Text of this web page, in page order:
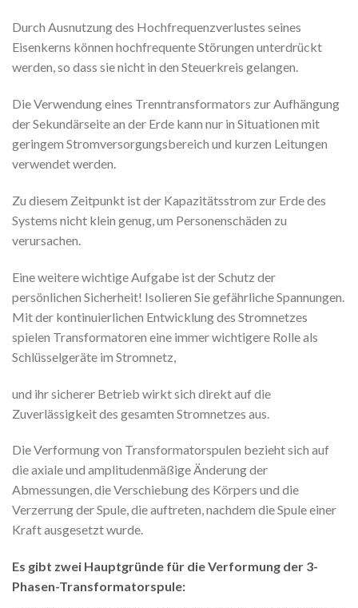
Durch Ausnutzung des Hochfrequenzverlustes seines
Eisenkerns können hochfrequente Störungen unterdrückt
werden, so dass sie nicht in den Steuerkreis gelangen.
Die Verwendung eines Trenntransformators zur Aufhängung
der Sekundärseite an der Erde kann nur in Situationen mit
geringem Stromversorgungsbereich und kurzen Leitungen
verwendet werden.
Zu diesem Zeitpunkt ist der Kapazitätsstrom zur Erde des
Systems nicht klein genug, um Personenschäden zu
verursachen.
Eine weitere wichtige Aufgabe ist der Schutz der
persönlichen Sicherheit! Isolieren Sie gefährliche Spannungen.
Mit der kontinuierlichen Entwicklung des Stromnetzes
spielen Transformatoren eine immer wichtigere Rolle als
Schlüsselgeräte im Stromnetz,
und ihr sicherer Betrieb wirkt sich direkt auf die
Zuverlässigkeit des gesamten Stromnetzes aus.
Die Verformung von Transformatorspulen bezieht sich auf
die axiale und amplitudenmäßige Änderung der
Abmessungen, die Verschiebung des Körpers und die
Verzerrung der Spule, die auftreten, nachdem die Spule einer
Kraft ausgesetzt wurde.
Es gibt zwei Hauptgründe für die Verformung der 3-
Phasen-Transformatorspule: